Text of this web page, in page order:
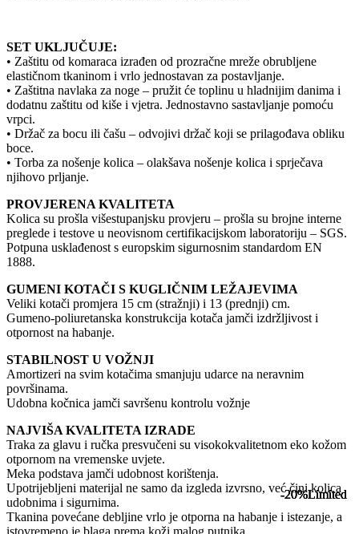
-20%Limited
-20%Limited
-20%Limited
-20%Limited
SET UKLJUČUJE:
• Zaštitu od komaraca izrađen od prozračne mreže obrubljene
elastičnom tkaninom i vrlo jednostavan za postavljanje.
• Zaštitna navlaka za noge – pružit će toplinu u hladnijim danima i
dodatnu zaštitu od kiše i vjetra. Jednostavno sastavljanje pomoću
vrpci.
• Držač za bocu ili čašu – odvojivi držač koji se prilagođava obliku
boce.
• Torba za nošenje kolica – olakšava nošenje kolica i sprječava
njihovo prljanje.
PROVJERENA KVALITETA
Kolica su prošla višestupanjsku provjeru – prošla su brojne interne
preglede i testove u neovisnom certifikacijskom laboratoriju – SGS.
Potpuna usklađenost s europskim sigurnosnim standardom EN
1888.
GUMENI KOTAČI S KUGLIČNIM LEŽAJEVIMA
Veliki kotači promjera 15 cm (stražnji) i 13 (prednji) cm.
Gumeno-poliuretanska konstrukcija kotača jamči izdržljivost i
otpornost na habanje.
STABILNOST U VOŽNJI
Amortizeri na svim kotačima smanjuju udarce na neravnim
površinama.
Udobna kočnica jamči savršenu kontrolu vožnje
NAJVIŠA KVALITETA IZRADE
Traka za glavu i ručka presvučeni su visokokvalitetnom eko kožom
otpornom na vremenske uvjete.
Meka podstava jamči udobnost korištenja.
Upotrijebljeni materijal ne samo da izgleda izvrsno, već čini kolica
udobnima i sigurnima.
Tkanina povećane debljine vrlo je otporna na habanje i istezanje, a
istovremeno je blaga prema koži malog putnika.